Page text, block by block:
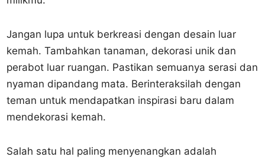
Jangan lupa untuk berkreasi dengan desain luar
kemah. Tambahkan tanaman, dekorasi unik dan
perabot luar ruangan. Pastikan semuanya serasi dan
nyaman dipandang mata. Berinteraksilah dengan
teman untuk mendapatkan inspirasi baru dalam
mendekorasi kemah.
Salah satu hal paling menyenangkan adalah